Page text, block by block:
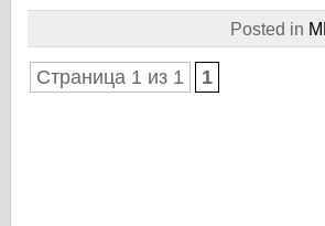
Posted in
Страница 1 из 1 1